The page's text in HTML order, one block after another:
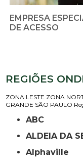
EMPRESA
DE ACESSO
REGIÕES
ZONA LESTE ZONA
GRANDE SÃO PAULO
ABC
ALDEIA DA
Alphaville